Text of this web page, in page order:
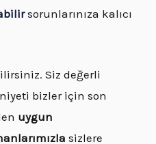
sorunlarınıza kalıcı
Siz değerli
bizler için son
uygun
sizlere